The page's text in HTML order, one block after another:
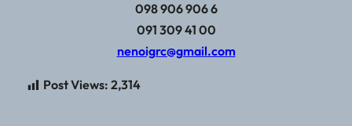
098 906 906 6
091 309 41 00
nenoigrc@gmail.com
Post Views: 2,314